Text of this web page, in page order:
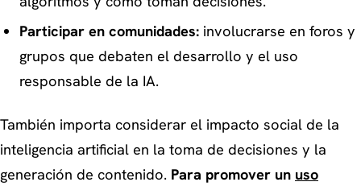
Participar en comunidades:involucrarse en foros y
grupos que debaten el desarrollo y el uso
responsable de la IA.
También importa considerar el impacto social de la
inteligencia artificial en la toma de decisiones y la
generación de contenido. Para promover un uso